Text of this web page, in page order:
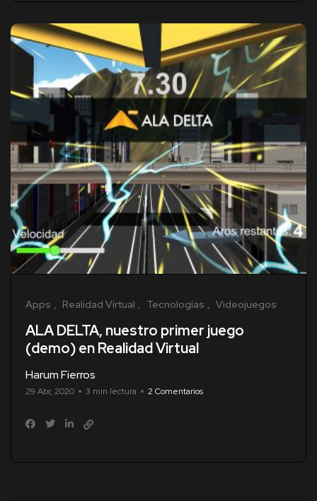
Apps Realidad Virtual Tecnologías Videojuegos
ALA DELTA, nuestro primer juego
(demo) en Realidad Virtual
Harum Fierros
29 Abr, 2020 3 min lectura 2 Comentarios